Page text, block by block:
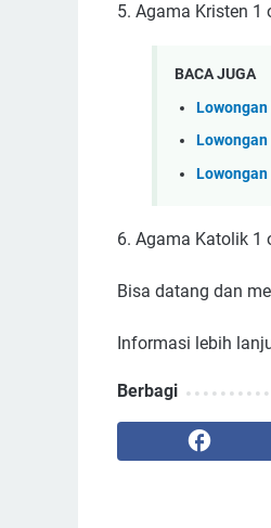
5. Agama Kristen 1
BACA JUGA
Lowongan
6. Agama Katolik 1
Bisa datang dan
Informasi lebih
Berbagi